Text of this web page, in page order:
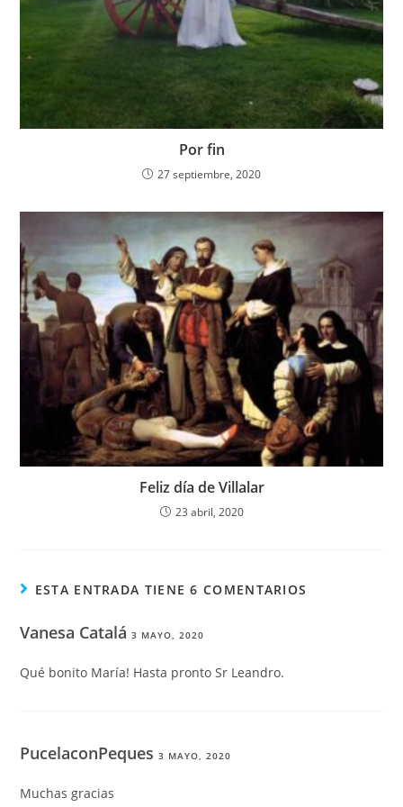
Por fin
27 septiembre, 2020
Feliz día de Villalar
23 abril, 2020
ESTA ENTRADA TIENE 6 COMENTARIOS
Vanesa Catalá3 MAYO, 2020
Qué bonito María! Hasta pronto Sr Leandro.
PucelaconPeques3 MAYO, 2020
Muchas gracias